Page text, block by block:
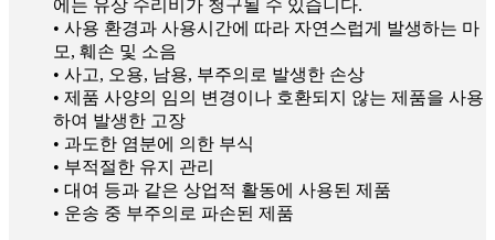
에는 유상 수리비가 청구될 수 있습니다.
• 사용 환경과 사용시간에 따라 자연스럽게 발생하는 마
모, 훼손 및 소음
• 사고, 오용, 남용, 부주의로 발생한 손상
• 제품 사양의 임의 변경이나 호환되지 않는 제품을 사용
하여 발생한 고장
• 과도한 염분에 의한 부식
• 부적절한 유지 관리
• 대여 등과 같은 상업적 활동에 사용된 제품
• 운송 중 부주의로 파손된 제품